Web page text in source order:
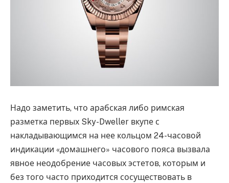
Надо заметить, что арабская либо римская
разметка первых Sky-Dweller вкупе с
накладывающимся на нее кольцом 24-часовой
индикации «домашнего» часового пояса вызвала
явное неодобрение часовых эстетов, которым и
без того часто приходится сосуществовать в